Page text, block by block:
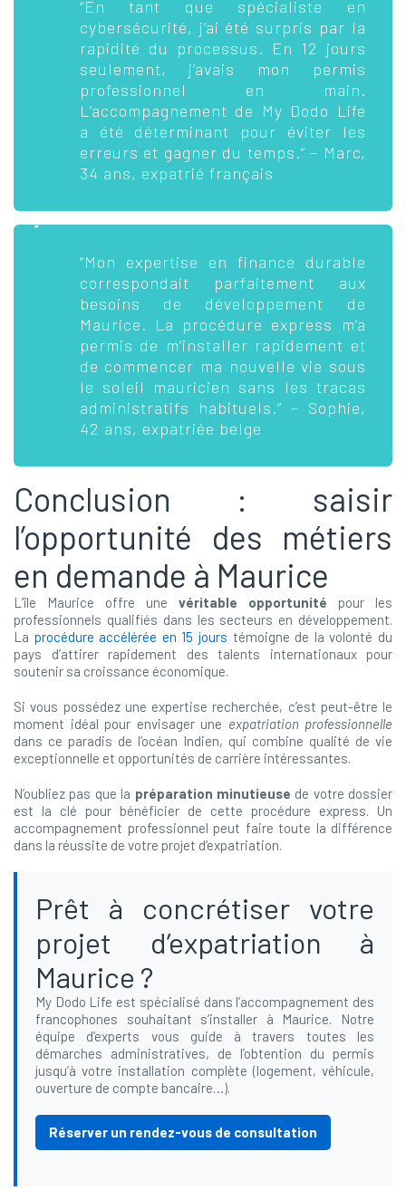
“En tant que spécialiste en
cybersécurité, j’ai été surpris par la
rapidité du processus. En 12 jours
seulement, j’avais mon permis
professionnel en main.
L’accompagnement de My Dodo Life
a été déterminant pour éviter les
erreurs et gagner du temps.” – Marc,
34 ans, expatrié français
“Mon expertise en finance durable
correspondait parfaitement aux
besoins de développement de
Maurice. La procédure express m’a
permis de m’installer rapidement et
de commencer ma nouvelle vie sous
le soleil mauricien sans les tracas
administratifs habituels.” – Sophie,
42 ans, expatriée belge
Conclusion : saisir
l’opportunité des métiers
en demande à Maurice
L’île Maurice offre une véritable opportunité pour les
professionnels qualifiés dans les secteurs en développement.
La procédure accélérée en 15 jours témoigne de la volonté du
pays d’attirer rapidement des talents internationaux pour
soutenir sa croissance économique.
Si vous possédez une expertise recherchée, c’est peut-être le
moment idéal pour envisager une expatriation professionnelle
dans ce paradis de l’océan Indien, qui combine qualité de vie
exceptionnelle et opportunités de carrière intéressantes.
N’oubliez pas que la préparation minutieuse de votre dossier
est la clé pour bénéficier de cette procédure express. Un
accompagnement professionnel peut faire toute la différence
dans la réussite de votre projet d’expatriation.
Prêt à concrétiser votre
projet d’expatriation à
Maurice ?
My Dodo Life est spécialisé dans l’accompagnement des
francophones souhaitant s’installer à Maurice. Notre
équipe d’experts vous guide à travers toutes les
démarches administratives, de l’obtention du permis
jusqu’à votre installation complète (logement, véhicule,
ouverture de compte bancaire…).
Réserver un rendez-vous de consultation